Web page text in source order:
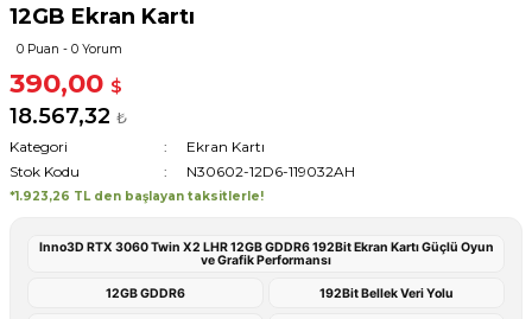
12GB Ekran Kartı
0 Puan - 0 Yorum
390,00 $
18.567,32 ₺
Kategori
Ekran Kartı
Stok Kodu
N30602-12D6-119032AH
*1.923,26 TL den başlayan taksitlerle!
Inno3D RTX 3060 Twin X2 LHR 12GB GDDR6 192Bit Ekran Kartı Güçlü Oyun
ve Grafik Performansı
12GB GDDR6 192Bit Bellek Veri Yolu